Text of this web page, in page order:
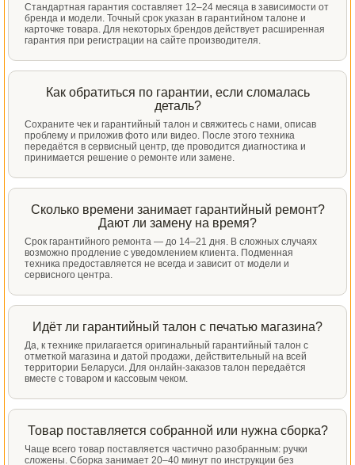
Стандартная гарантия составляет 12–24 месяца в зависимости от
бренда и модели. Точный срок указан в гарантийном талоне и
карточке товара. Для некоторых брендов действует расширенная
гарантия при регистрации на сайте производителя.
Как обратиться по гарантии, если сломалась
деталь?
Сохраните чек и гарантийный талон и свяжитесь с нами, описав
проблему и приложив фото или видео. После этого техника
передаётся в сервисный центр, где проводится диагностика и
принимается решение о ремонте или замене.
Сколько времени занимает гарантийный ремонт?
Дают ли замену на время?
Срок гарантийного ремонта — до 14–21 дня. В сложных случаях
возможно продление с уведомлением клиента. Подменная
техника предоставляется не всегда и зависит от модели и
сервисного центра.
Идёт ли гарантийный талон с печатью магазина?
Да, к технике прилагается оригинальный гарантийный талон с
отметкой магазина и датой продажи, действительный на всей
территории Беларуси. Для онлайн-заказов талон передаётся
вместе с товаром и кассовым чеком.
Товар поставляется собранной или нужна сборка?
Чаще всего товар поставляется частично разобранным: ручки
сложены. Сборка занимает 20–40 минут по инструкции без